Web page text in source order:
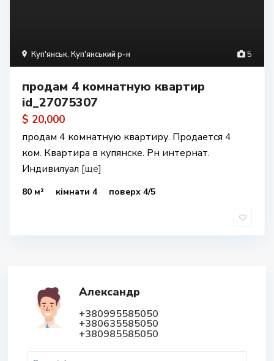
5
Куп'янськ, Куп'янський р-н
продам 4 комнатную квартир
id_27075307
$ 20,000
продам 4 комнатную квартиру. Продается 4
ком. Квартира в купянске. Рн интернат.
Индивилуал [ще]
80 м² кімнати 4 поверх 4/5
Александр
+380995585050
+380635585050
+380985585050